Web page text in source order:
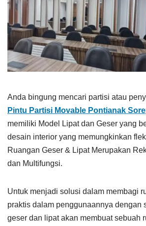
Anda bingung mencari partisi atau
Pintu Partisi Movable Pontianak
memiliki Model Lipat dan Geser yang
desain interior yang memungkinkan
Ruangan Geser & Lipat Merupakan
dan Multifungsi.
Untuk menjadi solusi dalam membagi
praktis dalam penggunaannya dengan
geser dan lipat akan membuat sebuah